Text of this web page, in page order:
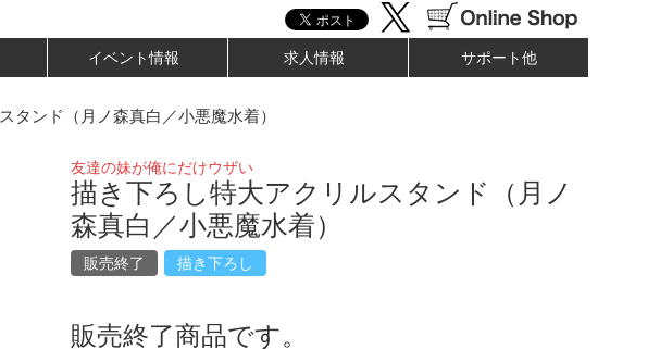
イベント情報 求人情報 サポート他
ンド（月ノ森真白／小悪魔水着）
友達の妹が俺にだけウザい
描き下ろし特大アクリルスタンド（月ノ
森真白／小悪魔水着）
販売終了 描き下ろし
販売終了商品です。